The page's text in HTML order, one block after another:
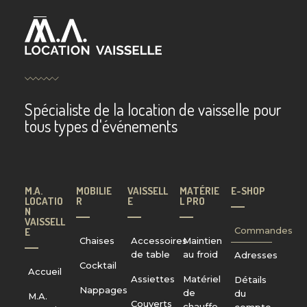
Spécialiste de la location de vaisselle pour
tous types d'événements
M.A.
LOCATIO
N
VAISSELL
E
Accueil
M.A.
MOBILIE
R
Chaises
Cocktail
Nappages
VAISSELL
E
Accessoires
de table
Assiettes
Couverts
MATÉRIE
L PRO
Maintien
au froid
Matériel
de
E-SHOP
Commandes
Adresses
Détails
du